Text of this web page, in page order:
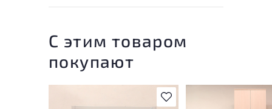
С этим товаром
покупают
В избранное